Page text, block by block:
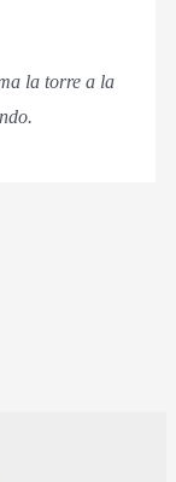
la torre a la